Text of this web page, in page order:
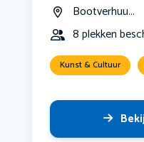
Bootverhuu...
8 plekken
Kunst & Cultuur